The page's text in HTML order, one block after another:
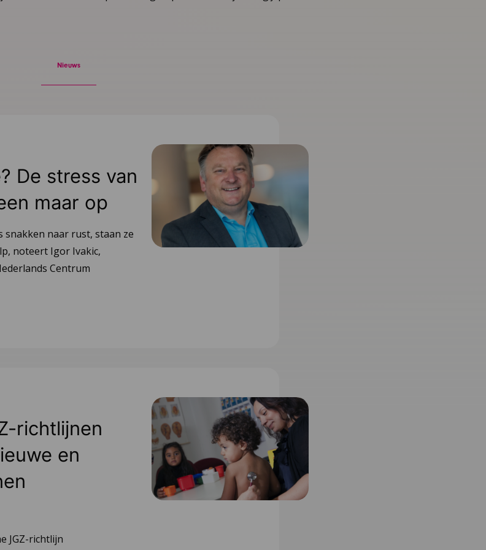
Nieuws
De stress van
maar op
snakken naar rust, staan ze
noteert Igor Ivakic,
Centrum
richtlijnen
en
JGZ-richtlijn